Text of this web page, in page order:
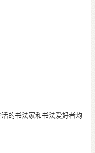
的书法家和书法爱好者均